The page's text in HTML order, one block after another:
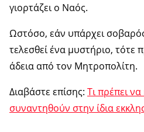
γιορτάζει ο Ναός.
Ωστόσο, εάν υπάρχει
τελεσθεί ένα μυστήριο, τότε
άδεια από τον Μητροπολίτη.
Διαβάστε επίσης: Τι πρέπει
συναντηθούν στην ίδια